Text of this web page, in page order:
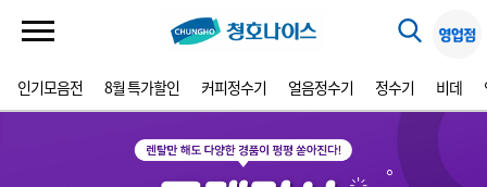
인기모음전 8월 특가할인 커피정수기 얼음정수기 정수기 비데